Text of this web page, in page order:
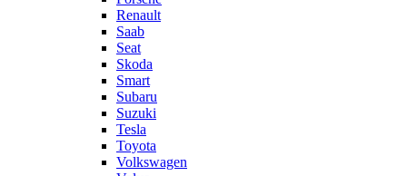
Renault
Saab
Seat
Skoda
Smart
Subaru
Suzuki
Tesla
Toyota
Volkswagen